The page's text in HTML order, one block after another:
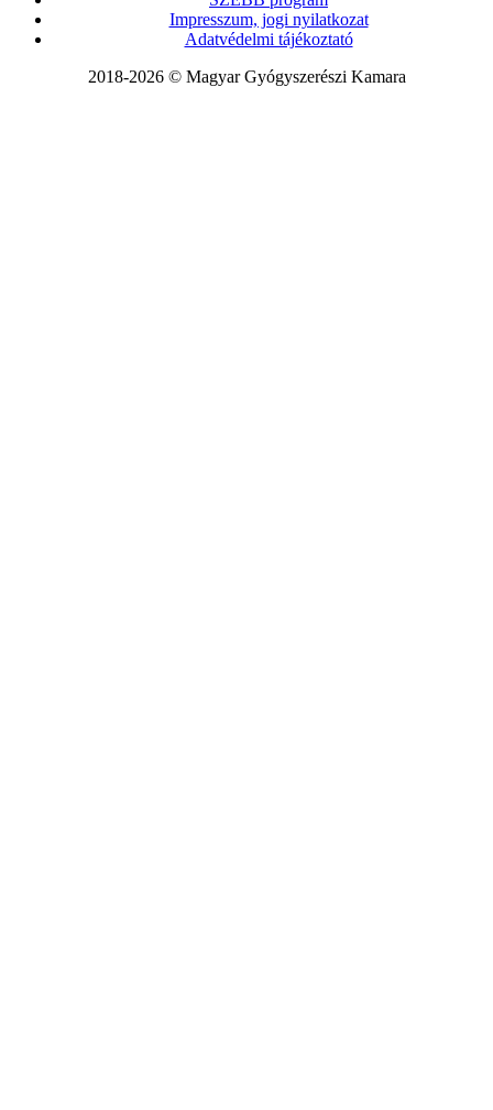
Impresszum, jogi nyilatkozat
Adatvédelmi tájékoztató
2018-2026 © Magyar Gyógyszerészi Kamara